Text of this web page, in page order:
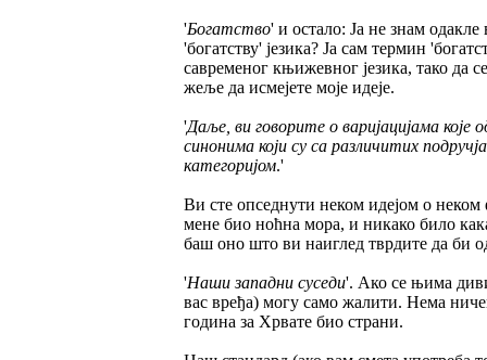
'Богатство' и остало: Ја не знам
'богатству' језика? Ја сам термин
савременог књижевног језика, тако да
жеље да исмејете моје идеје.
'Даље, ви говорите о варијацијама
синонима који су са различитих
категоријом.'
Ви сте опседнути неком идејом о
мене био ноћна мора, и никако било
баш оно што ви наиглед тврдите да би
'Наши западни суседи'. Ако се њима
вас вређа) могу само жалити. Нема
година за Хрвате био страни.